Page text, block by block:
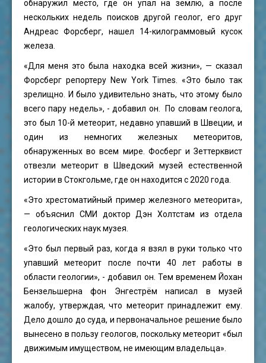
обнаружил место, где он упал на землю, а после
нескольких недель поисков другой геолог, его друг
Андреас Форсберг, нашел 14-килограммовый кусок
железа.
«Для меня это была находка всей жизни», — сказал
Форсберг репортеру New York Times. «Это было так
зрелищно. И было удивительно знать, что этому было
всего пару недель», - добавил он. По словам геолога,
это был 10-й метеорит, недавно упавший в Швеции, и
один из немногих железных метеоритов,
обнаруженных во всем мире. Фосберг и Зеттерквист
отвезли метеорит в Шведский музей естественной
истории в Стокгольме, где он находится с 2020 года.
«Это хрестоматийный пример железного метеорита»,
— объяснил СМИ доктор Дэн Холтстам из отдела
геологических наук музея.
«Это был первый раз, когда я взял в руки только что
упавший метеорит после почти 40 лет работы в
области геологии», - добавил он. Тем временем Йохан
Бензельшерна фон Энгестрём написал в музей
жалобу, утверждая, что метеорит принадлежит ему.
Дело дошло до суда, и первоначальное решение было
вынесено в пользу геологов, поскольку метеорит «был
движимым имуществом, не имеющим владельца».